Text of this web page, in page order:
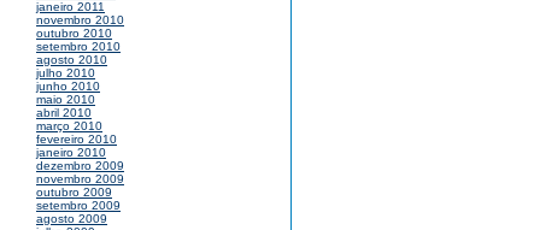
janeiro 2011
novembro 2010
outubro 2010
setembro 2010
agosto 2010
julho 2010
junho 2010
maio 2010
abril 2010
março 2010
fevereiro 2010
janeiro 2010
dezembro 2009
novembro 2009
outubro 2009
setembro 2009
agosto 2009